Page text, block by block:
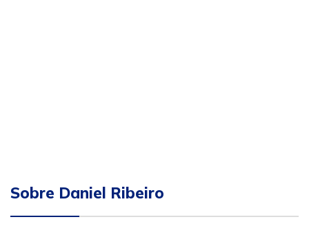
Sobre Daniel Ribeiro